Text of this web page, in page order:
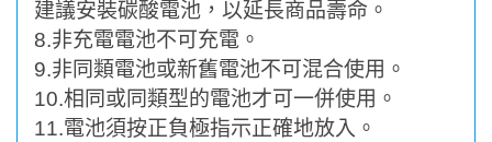
建議安裝碳酸電池，以延長商品壽命。
8.非充電電池不可充電。
9.非同類電池或新舊電池不可混合使用。
10.相同或同類型的電池才可一併使用。
11.電池須按正負極指示正確地放入。